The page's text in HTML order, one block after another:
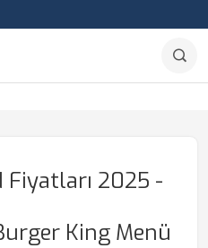
Fiyatları 2025 -
King Menü